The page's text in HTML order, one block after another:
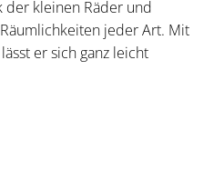
der kleinen Räder und
jeder Art. Mit
er sich ganz leicht